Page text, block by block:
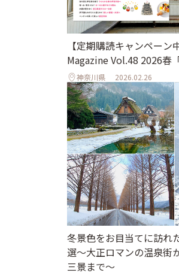
【定期購読キャンペー
Magazine Vol.48 2026春
神奈川県 2026.02.26
冬景色をお目当てに訪れ
選〜大正ロマンの温泉街
三景まで〜